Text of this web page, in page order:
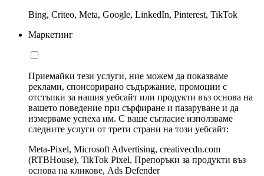
Bing, Criteo, Meta, Google, LinkedIn, Pinterest, TikTok
Маркетинг
Приемайки тези услуги, ние можем да показваме
реклами, спонсорирано съдържание, промоции с
отстъпки за нашия уебсайт или продукти въз основа на
вашето поведение при сърфиране и пазаруване и да
измерваме успеха им. С ваше съгласие използваме
следните услуги от трети страни на този уебсайт:
Meta-Pixel, Microsoft Advertising, creativecdn.com
(RTBHouse), TikTok Pixel, Препоръки за продукти въз
основа на кликове, Ads Defender